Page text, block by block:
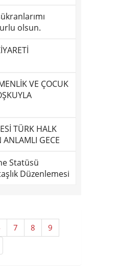
olsun.
VE ÇOCUK
TÜRK HALK
GECE
Statüsü
Düzenlemesi
7 8
9